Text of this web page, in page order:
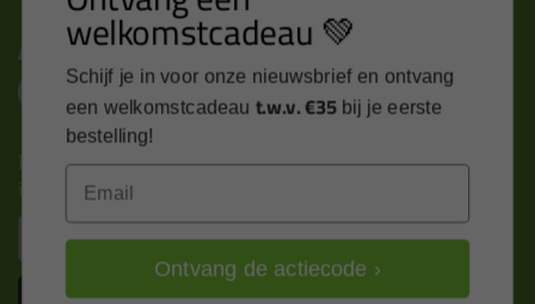
Altijd op de hoogte blijven?
Nieuws, tips en exclusieve deals rechtstreeks in je
inbox
welkomstcadeau 💚
Schijf je in voor onze nieuwsbrief en ontvang
een welkomstcadeau t.w.v. €35 bij je eerste
bestelling!
Ontvang de actiecode ›